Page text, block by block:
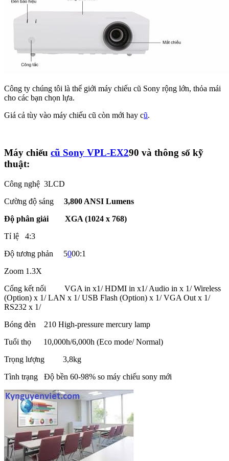
Công ty chúng tôi là thế giới máy chiếu cũ Sony rộng lớn, thỏa mái
cho các bạn chọn lựa.
Giá cả tùy vào máy chiếu cũ còn mới hay cũ.
Máy chiếu cũ Sony VPL-EX290 và thông số kỹ
thuật:
Công nghệ 3LCD
Cường độ sáng
3,800 ANSI Lumens
Độ phân giải XGA (1024 x 768)
Tỉ lệ 4:3
Độ tương phản 5000:1
Zoom 1.3X
Cổng kết nối VGA in x1/ HDMI in x1/ Audio in x 1/ Wireless
(Option) x 1/ LAN x 1/ USB Flash (Option) x 1/ VGA Out x 1/
RS232 x 1/
Bóng đèn 210 High-pressure mercury lamp
Tuổi thọ 10,000h/6,000h (Eco mode/ Normal)
Trọng lượng 3,8kg
Tình trạng Độ bền 60-98% so máy chiếu sony mới